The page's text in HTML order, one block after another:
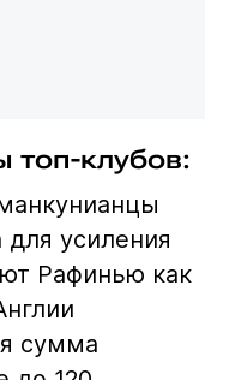
топ-клубов:
усиления
Рафинью как
сумма